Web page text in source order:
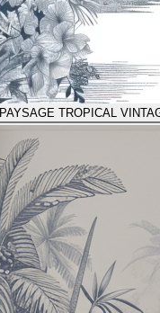
PAYSAGE TROPICAL